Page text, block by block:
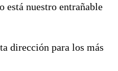
está nuestro entrañable
dirección para los más